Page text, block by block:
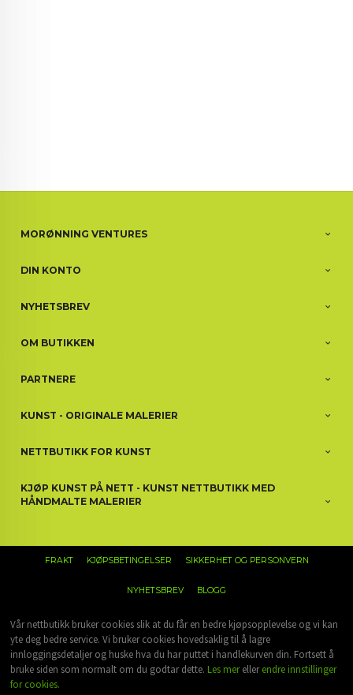
MORØNNING VENTURES
DIN KONTO
NYHETSBREV
OM BUTIKKEN
PARTNERE
KUNST - ORIGINALE MALERIER
NETTBUTIKK FOR KUNST
KJØP KUNST PÅ NETT - KUNST NETTBUTIKK MED
HÅNDMALTE MALERIER
FRAKT KJØPSBETINGELSER SIKKERHET OG PERSONVERN
NYHETSBREV BLOGG
Vår nettbutikk bruker cookies slik at du får en bedre kjøpsopplevelse og vi kan
yte deg bedre service. Vi bruker cookies hovedsaklig til å lagre
innloggingsdetaljer og huske hva du har puttet i handlekurven din. Fortsett å
bruke siden som normalt om du godtar dette. Les merellerendre innstillinger
for cookies.